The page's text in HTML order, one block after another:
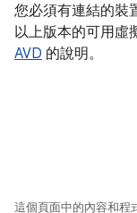
您必須有連結的裝
以上版本的可用虛
AVD 的說明。
這個頁面中的內容和程